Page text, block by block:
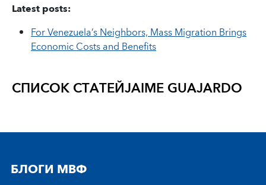
Latest posts:
For Venezuela’s Neighbors, Mass Migration Brings
Economic Costs and Benefits
СПИСОК СТАТЕЙJAIME GUAJARDO
БЛОГИ МВФ